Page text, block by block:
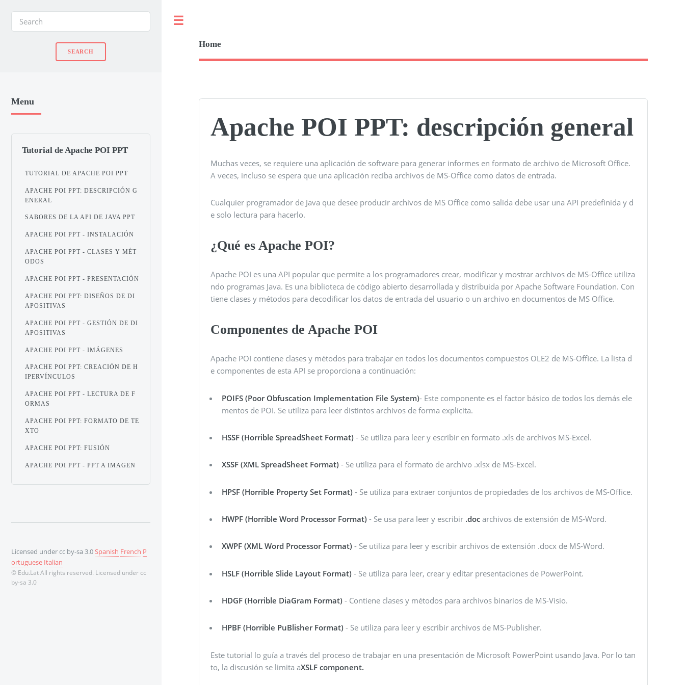
Home
Apache POI PPT: descripción general
Muchas veces, se requiere una aplicación de software para generar informes en formato de archivo de Microsoft Office.
A veces, incluso se espera que una aplicación reciba archivos de MS-Office como datos de entrada.
Cualquier programador de Java que desee producir archivos de MS Office como salida debe usar una API predefinida y d
e solo lectura para hacerlo.
¿Qué es Apache POI?
Apache POI es una API popular que permite a los programadores crear, modificar y mostrar archivos de MS-Office utiliza
ndo programas Java. Es una biblioteca de código abierto desarrollada y distribuida por Apache Software Foundation. Con
tiene clases y métodos para decodificar los datos de entrada del usuario o un archivo en documentos de MS Office.
Componentes de Apache POI
Apache POI contiene clases y métodos para trabajar en todos los documentos compuestos OLE2 de MS-Office. La lista d
e componentes de esta API se proporciona a continuación:
POIFS (Poor Obfuscation Implementation File System)- Este componente es el factor básico de todos los demás ele
mentos de POI. Se utiliza para leer distintos archivos de forma explícita.
HSSF (Horrible SpreadSheet Format) - Se utiliza para leer y escribir en formato .xls de archivos MS-Excel.
XSSF (XML SpreadSheet Format) - Se utiliza para el formato de archivo .xlsx de MS-Excel.
HPSF (Horrible Property Set Format) - Se utiliza para extraer conjuntos de propiedades de los archivos de MS-Office.
HWPF (Horrible Word Processor Format) - Se usa para leer y escribir .doc archivos de extensión de MS-Word.
XWPF (XML Word Processor Format) - Se utiliza para leer y escribir archivos de extensión .docx de MS-Word.
HSLF (Horrible Slide Layout Format) - Se utiliza para leer, crear y editar presentaciones de PowerPoint.
HDGF (Horrible DiaGram Format) - Contiene clases y métodos para archivos binarios de MS-Visio.
HPBF (Horrible PuBlisher Format) - Se utiliza para leer y escribir archivos de MS-Publisher.
Este tutorial lo guía a través del proceso de trabajar en una presentación de Microsoft PowerPoint usando Java. Por lo tan
to, la discusión se limita aXSLF component.
Menu
Tutorial de Apache POI PPT
TUTORIAL DE APACHE POI PPT
APACHE POI PPT: DESCRIPCIÓN G
ENERAL
SABORES DE LA API DE JAVA PPT
APACHE POI PPT - INSTALACIÓN
APACHE POI PPT - CLASES Y MÉT
ODOS
APACHE POI PPT - PRESENTACIÓN
APACHE POI PPT: DISEÑOS DE DI
APOSITIVAS
APACHE POI PPT - GESTIÓN DE DI
APOSITIVAS
APACHE POI PPT - IMÁGENES
APACHE POI PPT: CREACIÓN DE H
IPERVÍNCULOS
APACHE POI PPT - LECTURA DE F
ORMAS
APACHE POI PPT: FORMATO DE TE
XTO
APACHE POI PPT: FUSIÓN
APACHE POI PPT - PPT A IMAGEN
Licensed under cc by-sa 3.0Spanish French P
ortuguese Italian
© Edu.Lat All rights reserved. Licensed under cc
by-sa 3.0